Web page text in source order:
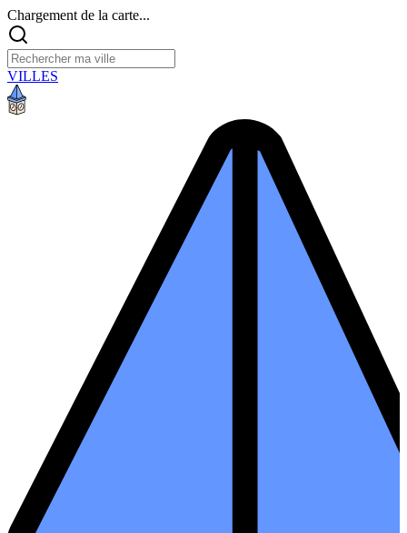
Chargement de la carte...
VILLES